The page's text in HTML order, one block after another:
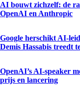
AI bouwt zichzelf: de
OpenAI en Anthropic
Google herschikt AI-
Demis Hassabis treedt
OpenAI’s AI-speaker
prijs en lancering